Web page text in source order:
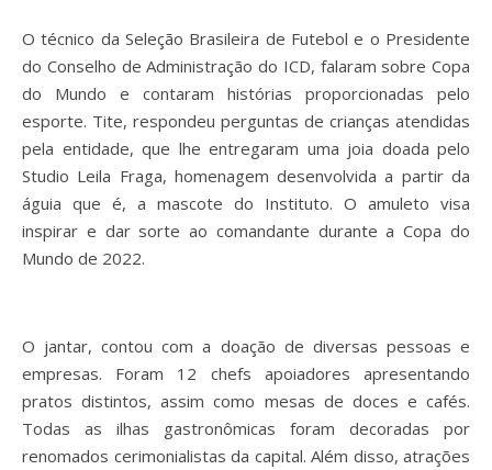
O técnico da Seleção Brasileira de Futebol e o Presidente
do Conselho de Administração do ICD, falaram sobre Copa
do Mundo e contaram histórias proporcionadas pelo
esporte. Tite, respondeu perguntas de crianças atendidas
pela entidade, que lhe entregaram uma joia doada pelo
Studio Leila Fraga, homenagem desenvolvida a partir da
águia que é, a mascote do Instituto. O amuleto visa
inspirar e dar sorte ao comandante durante a Copa do
Mundo de 2022.
O jantar, contou com a doação de diversas pessoas e
empresas. Foram 12 chefs apoiadores apresentando
pratos distintos, assim como mesas de doces e cafés.
Todas as ilhas gastronômicas foram decoradas por
renomados cerimonialistas da capital. Além disso, atrações